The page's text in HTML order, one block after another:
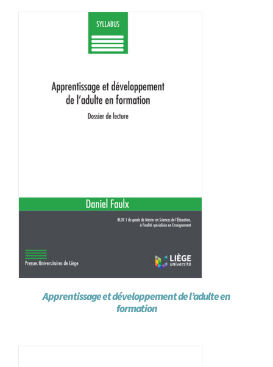
Apprentissage et développement de l’adulte en
formation